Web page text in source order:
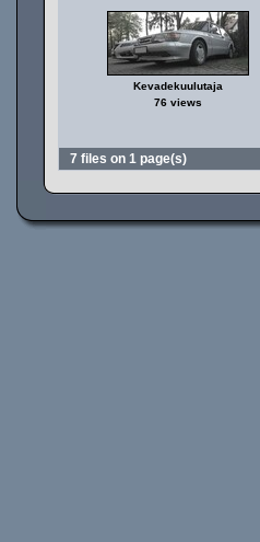
Kevadekuulutaja
76 views
7 files on 1 page(s)